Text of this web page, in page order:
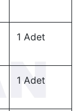
1 Adet
1 Adet